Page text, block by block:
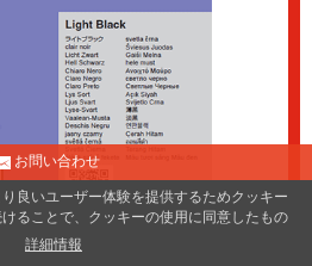
お問い合わせ
良いユーザー体験を提供するためクッキー
ることで、クッキーの使用に同意したもの
詳細情報